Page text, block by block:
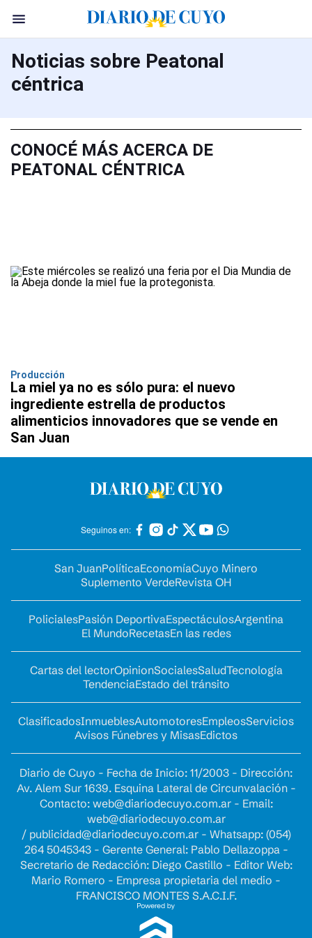
Noticias sobre Peatonal
céntrica
CONOCÉ MÁS ACERCA DE
PEATONAL CÉNTRICA
Producción
La miel ya no es sólo pura: el nuevo
ingrediente estrella de productos
alimenticios innovadores que se vende en
San Juan
Seguinos en:
San JuanPolíticaEconomíaCuyo Minero
Suplemento VerdeRevista OH
PolicialesPasión DeportivaEspectáculosArgentina
El MundoRecetasEn las redes
Cartas del lectorOpinionSocialesSaludTecnología
TendenciaEstado del tránsito
ClasificadosInmueblesAutomotoresEmpleosServicios
Avisos Fúnebres y MisasEdictos
Diario de Cuyo - Fecha de Inicio: 11/2003 - Dirección:
Av. Alem Sur 1639. Esquina Lateral de Circunvalación -
Contacto: web@diariodecuyo.com.ar- Email:
web@diariodecuyo.com.ar
/ publicidad@diariodecuyo.com.ar- Whatsapp: (054)
264 5045343 - Gerente General: Pablo Dellazoppa -
Secretario de Redacción: Diego Castillo - Editor Web:
Mario Romero - Empresa propietaria del medio -
FRANCISCO MONTES S.A.C.I.F.